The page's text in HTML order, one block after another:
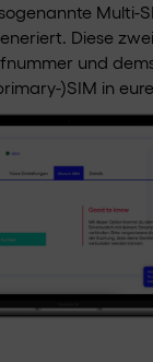
Multi-
Diese
und
)SIM in